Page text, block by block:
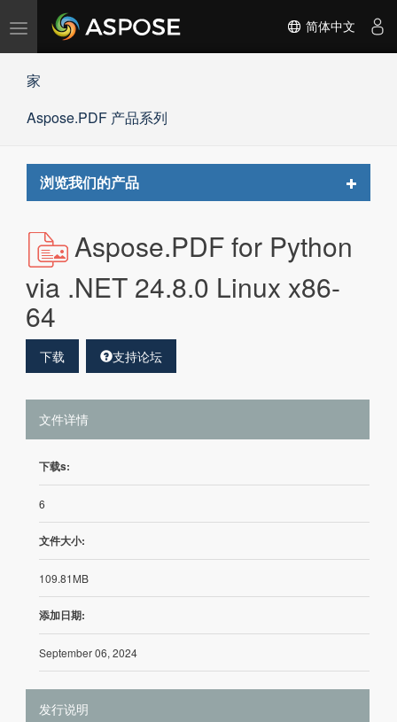
切
航
简体中文
家
Aspose.PDF 产品系列
浏览我们的产品
Toggle
Aspose.PDF for Python
via .NET 24.8.0 Linux x86-
64
下载 支持论坛
文件详情
下载s:
6
文件大小:
109.81MB
添加日期:
September 06, 2024
发行说明